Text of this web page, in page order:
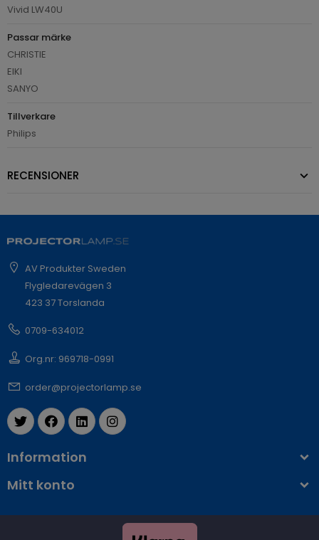
Vivid LW40U
Passar märke
CHRISTIE
EIKI
SANYO
Tillverkare
Philips
RECENSIONER
AV Produkter Sweden
Flygledarevägen 3
423 37 Torslanda
0709-634012
Org.nr: 969718-0991
order@projectorlamp.se
Information
Mitt konto